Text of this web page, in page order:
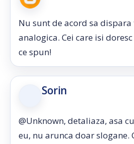
Nu sunt de acord sa
analogica. Cei care isi
ce spun!
Sorin
@Unknown, detaliaza, asa
eu, nu arunca doar slogane.